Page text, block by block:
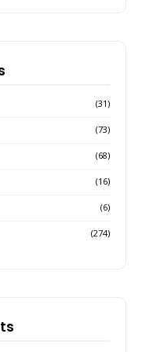
(31)
(73)
(68)
(16)
(6)
(274)